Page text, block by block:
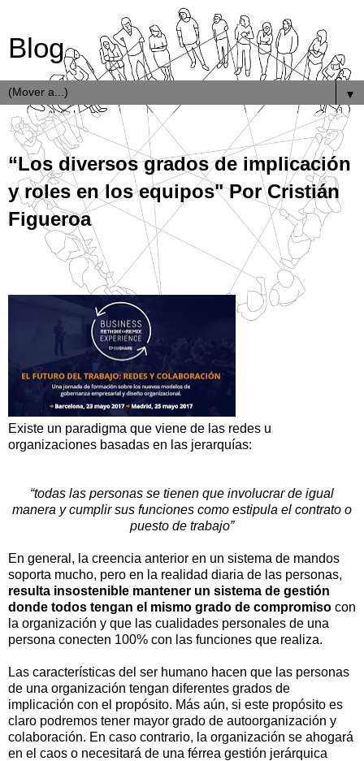
Blog
▼
19.5.17
“Los diversos grados de implicación
y roles en los equipos" Por Cristián
Figueroa
Existe un paradigma que viene de las redes u
organizaciones basadas en las jerarquías:
“todas las personas se tienen que involucrar de igual
manera y cumplir sus funciones como estipula el contrato o
puesto de trabajo”
En general, la creencia anterior en un sistema de mandos
soporta mucho, pero en la realidad diaria de las personas,
resulta insostenible mantener un sistema de gestión
donde todos tengan el mismo grado de compromiso con
la organización y que las cualidades personales de una
persona conecten 100% con las funciones que realiza.
Las características del ser humano hacen que las personas
de una organización tengan diferentes grados de
implicación con el propósito. Más aún, si este propósito es
claro podremos tener mayor grado de autoorganización y
colaboración. En caso contrario, la organización se ahogará
en el caos o necesitará de una férrea gestión jerárquica